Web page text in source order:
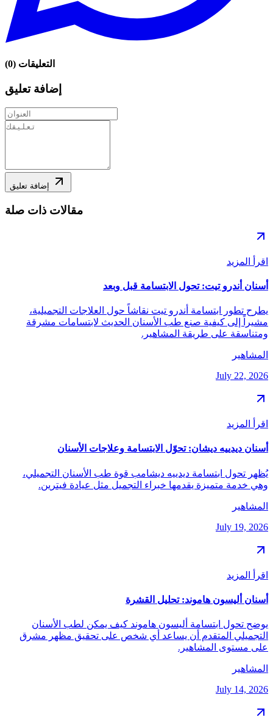
التعليقات (
0
)
إضافة تعليق
إضافة تعليق
مقالات ذات صلة
اقرأ المزيد
أسنان أندرو تيت: تحول الابتسامة قبل وبعد
يطرح تطور ابتسامة أندرو تيت نقاشاً حول العلاجات التجميلية،
مشيراً إلى كيفية صنع طب الأسنان الحديث لابتسامات مشرقة
ومتناسقة على طريقة المشاهير.
المشاهير
July 22, 2026
اقرأ المزيد
أسنان ديدييه ديشان: تحوّل الابتسامة وعلاجات الأسنان
يُظهر تحول ابتسامة ديدييه ديشامب قوة طب الأسنان التجميلي،
وهي خدمة متميزة يقدمها خبراء التجميل مثل عيادة فيترين.
المشاهير
July 19, 2026
اقرأ المزيد
أسنان أليسون هاموند: تحليل القشرة
يوضح تحول ابتسامة أليسون هاموند كيف يمكن لطب الأسنان
التجميلي المتقدم أن يساعد أي شخص على تحقيق مظهر مشرق
على مستوى المشاهير.
المشاهير
July 14, 2026